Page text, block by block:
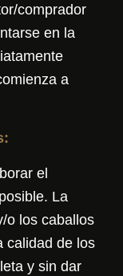
comprador
en la
a
el
La
o los caballos
calidad de los
y sin dar